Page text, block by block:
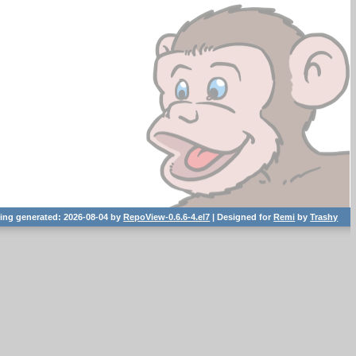
generated: 2026-08-04 by RepoView-0.6.6-4.el7 | Designed forRemi byTrashy